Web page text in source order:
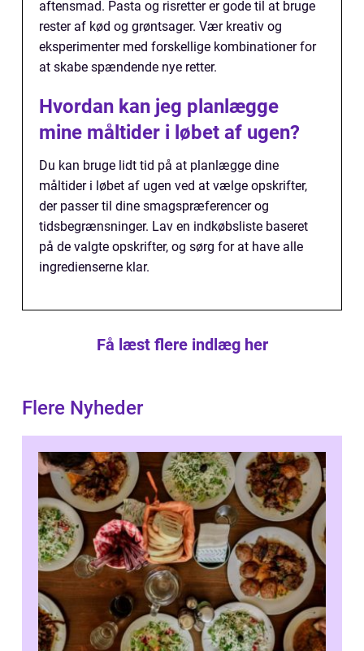
aftensmad. Pasta og risretter er gode til at bruge
rester af kød og grøntsager. Vær kreativ og
eksperimenter med forskellige kombinationer for
at skabe spændende nye retter.
Hvordan kan jeg planlægge
mine måltider i løbet af ugen?
Du kan bruge lidt tid på at planlægge dine
måltider i løbet af ugen ved at vælge opskrifter,
der passer til dine smagspræferencer og
tidsbegrænsninger. Lav en indkøbsliste baseret
på de valgte opskrifter, og sørg for at have alle
ingredienserne klar.
Få læst flere indlæg her
Flere Nyheder